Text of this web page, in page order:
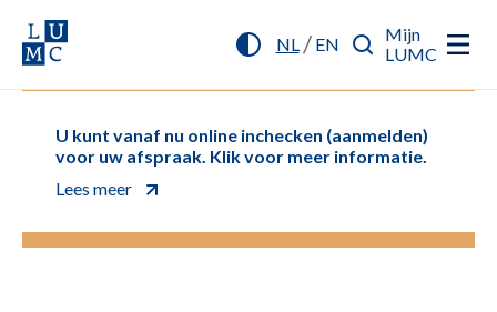
NL/ EN
Mijn
LUMC
U kunt vanaf nu online inchecken (aanmelden)
voor uw afspraak. Klik voor meer informatie.
Lees meer